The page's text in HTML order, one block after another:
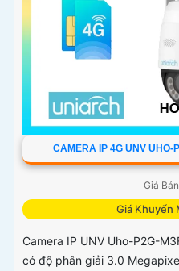
CAMERA IP 4G UNV UHO-
Giá
Giá Khuyến
Camera IP UNV Uho-P2G-
có độ phân giải 3.0